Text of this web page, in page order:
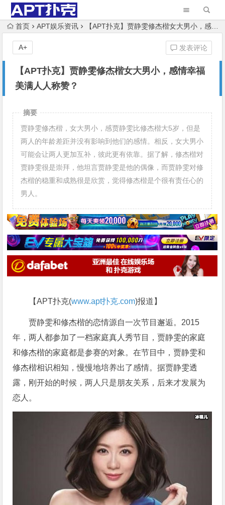
首页 APT娱乐资讯 【APT扑克】贾静雯修杰楷女大男小，感情幸福美满人人称赞？
【APT扑克】贾静雯修杰楷女大男小，感情幸福
美满人人称赞？
发表评论
A+
摘要
贾静雯修杰楷，女大男小，感贾静雯比修杰楷大5岁，但是
两人的年龄差距并没有影响到他们的感情。相反，女大男小
可能会让两人更加互补，彼此更有依靠。据了解，修杰楷对
贾静雯很是崇拜，他坦言贾静雯是他的偶像，而贾静雯对修
杰楷的稳重和成熟很是欣赏，觉得修杰楷是个很有责任心的
男人。
【APT扑克(www.apt扑克.com)报道】
贾静雯和修杰楷的恋情源自一次节目邂逅。2015
年，两人都参加了一档家庭真人秀节目，贾静雯的家庭
和修杰楷的家庭都是参赛的对象。在节目中，贾静雯和
修杰楷相识相知，慢慢地培养出了感情。据贾静雯透
露，刚开始的时候，两人只是朋友关系，后来才发展为
恋人。